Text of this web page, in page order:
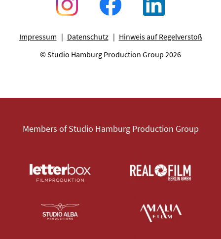
Impressum Datenschutz
Hinweis auf Regelverstoß
© Studio Hamburg Production Group 2026
Members of Studio Hamburg Production Group